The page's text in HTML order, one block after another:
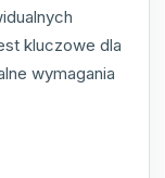
kluczowe dla
wymagania